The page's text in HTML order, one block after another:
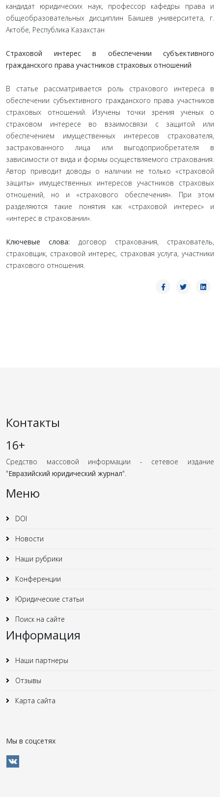
кандидат юридических наук, профессор кафедры права и
общеобразовательных дисциплин Баишев университета, г.
Актобе, Республика Казахстан
Страховой интерес в обеспечении субъективного
гражданского права участников страховых отношений
В статье рассматривается роль страхового интереса в
обеспечении субъективного гражданского права участников
страховых отношений. Изучены точки зрения ученых о
страховом интересе во взаимосвязи с защитой или
обеспечением имущественных интересов страхователя,
застрахованного лица или выгодоприобретателя в
зависимости от вида и формы осуществляемого страхования.
Автор приводит доводы о наличии не только «страховой
защиты» имущественных интересов участников страховых
отношений, но и «страхового обеспечения». При этом
разделяются такие понятия как «страховой интерес» и
«интерес в страховании».
Ключевые слова: договор страхования, страхователь,
страховщик, страховой интерес, страховая услуга, участники
страхового отношения.
Контакты
16+
Средство массовой информации - сетевое издание
"Евразийский юридический журнал".
Меню
DOI
Новости
Наши рубрики
Конференции
Юридические статьи
Поиск на сайте
Информация
Наши партнеры
Отзывы
Карта сайта
Мы в соцсетях